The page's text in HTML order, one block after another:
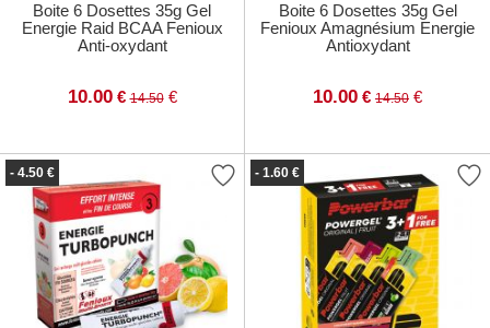
Boite 6 Dosettes 35g Gel
Energie Raid BCAA Fenioux
Anti-oxydant
10.00 € 14.50€
Boite 6 Dosettes 35g Gel
Fenioux Amagnésium Energie
Antioxydant
10.00 € 14.50 €
- 4.50 € - 1.60 €